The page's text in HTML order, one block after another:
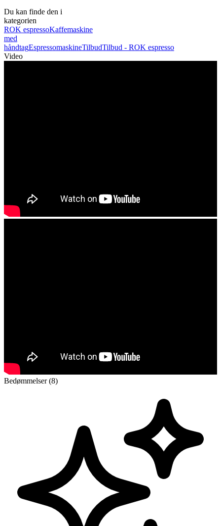
Du kan finde den i
kategorien
ROK espressoKaffemaskine
med
håndtagEspressomaskineTilbudTilbud - ROK espresso
Video
Bedømmelser (8)